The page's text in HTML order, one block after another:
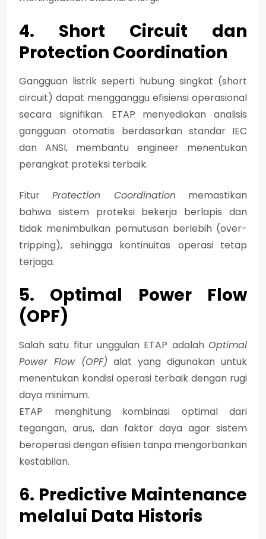
4. Short Circuit dan
Protection Coordination
Gangguan listrik seperti hubung singkat (short
circuit) dapat mengganggu efisiensi operasional
secara signifikan. ETAP menyediakan analisis
gangguan otomatis berdasarkan standar IEC
dan ANSI, membantu engineer menentukan
perangkat proteksi terbaik.
FiturProtection Coordinationmemastikan
bahwa sistem proteksi bekerja berlapis dan
tidak menimbulkan pemutusan berlebih (over-
tripping), sehingga kontinuitas operasi tetap
terjaga.
5. Optimal Power Flow
(OPF)
Salah satu fitur unggulan ETAP adalah Optimal
Power Flow (OPF) alat yang digunakan untuk
menentukan kondisi operasi terbaik dengan rugi
daya minimum.
ETAP menghitung kombinasi optimal dari
tegangan, arus, dan faktor daya agar sistem
beroperasi dengan efisien tanpa mengorbankan
kestabilan.
6. Predictive Maintenance
melalui Data Historis